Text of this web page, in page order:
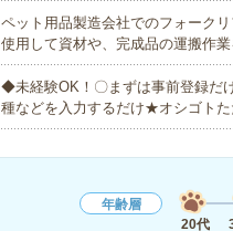
ペット用品製造会社でのフォーク
使用して資材や、完成品の運搬作
◆未経験OK！〇まずは事前登録だ
種などを入力するだけ★オシゴト
年齢層
20代